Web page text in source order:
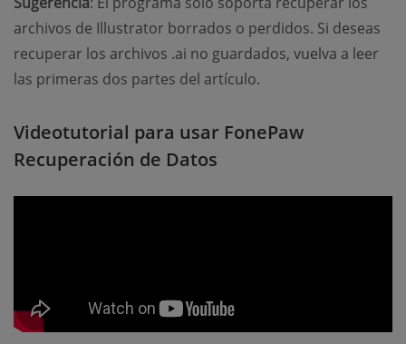
archivos de Illustrator borrados o perdidos. Si deseas
recuperar los archivos .ai no guardados, vuelva a leer
las primeras dos partes del artículo.
Videotutorial para usar FonePaw
Recuperación de Datos